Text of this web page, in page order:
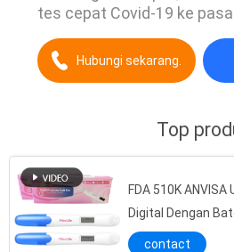
tes cepat Covid-19 ke
Hubungi sekarang.
Top
FDA 510K
Digital Dengan
contact